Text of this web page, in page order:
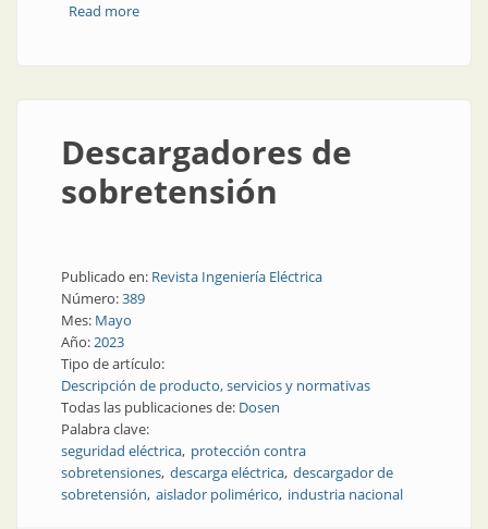
Read moreabout Riesgos eléctricos en obras en construcción
Descargadores de
sobretensión
Publicado en: Revista Ingeniería Eléctrica
Número:389
Mes: Mayo
Año:2023
Tipo de artículo:
Descripción de producto, servicios y normativas
Todas las publicaciones de: Dosen
Palabra clave:
seguridad eléctrica protección contra
sobretensiones descarga eléctrica descargador de
sobretensión aislador polimérico industria nacional